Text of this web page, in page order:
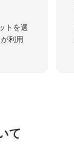
トを選
利用
て